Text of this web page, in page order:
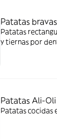
Patatas bravas
Patatas
y tiernas por
Patatas Ali-Oli
Patatas cocidas